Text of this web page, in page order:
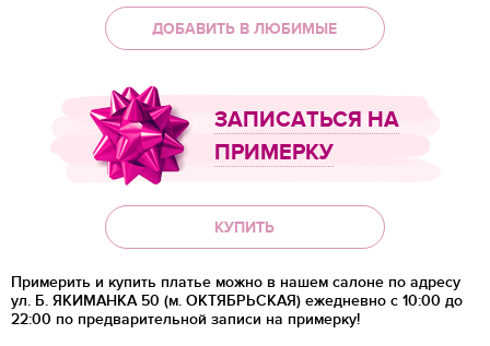
ДОБАВИТЬ В ЛЮБИМЫЕ
ЗАПИСАТЬСЯ НА
ПРИМЕРКУ
КУПИТЬ
Примерить и купить платье можно в нашем салоне по адресу
ул. Б. ЯКИМАНКА 50 (м. ОКТЯБРЬСКАЯ) ежедневно с 10:00 до
22:00 по предварительной записи на примерку!